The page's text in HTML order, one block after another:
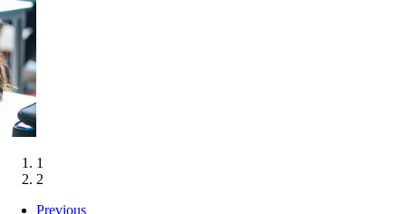
1
2
Previous